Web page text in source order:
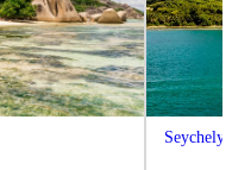
Seychely